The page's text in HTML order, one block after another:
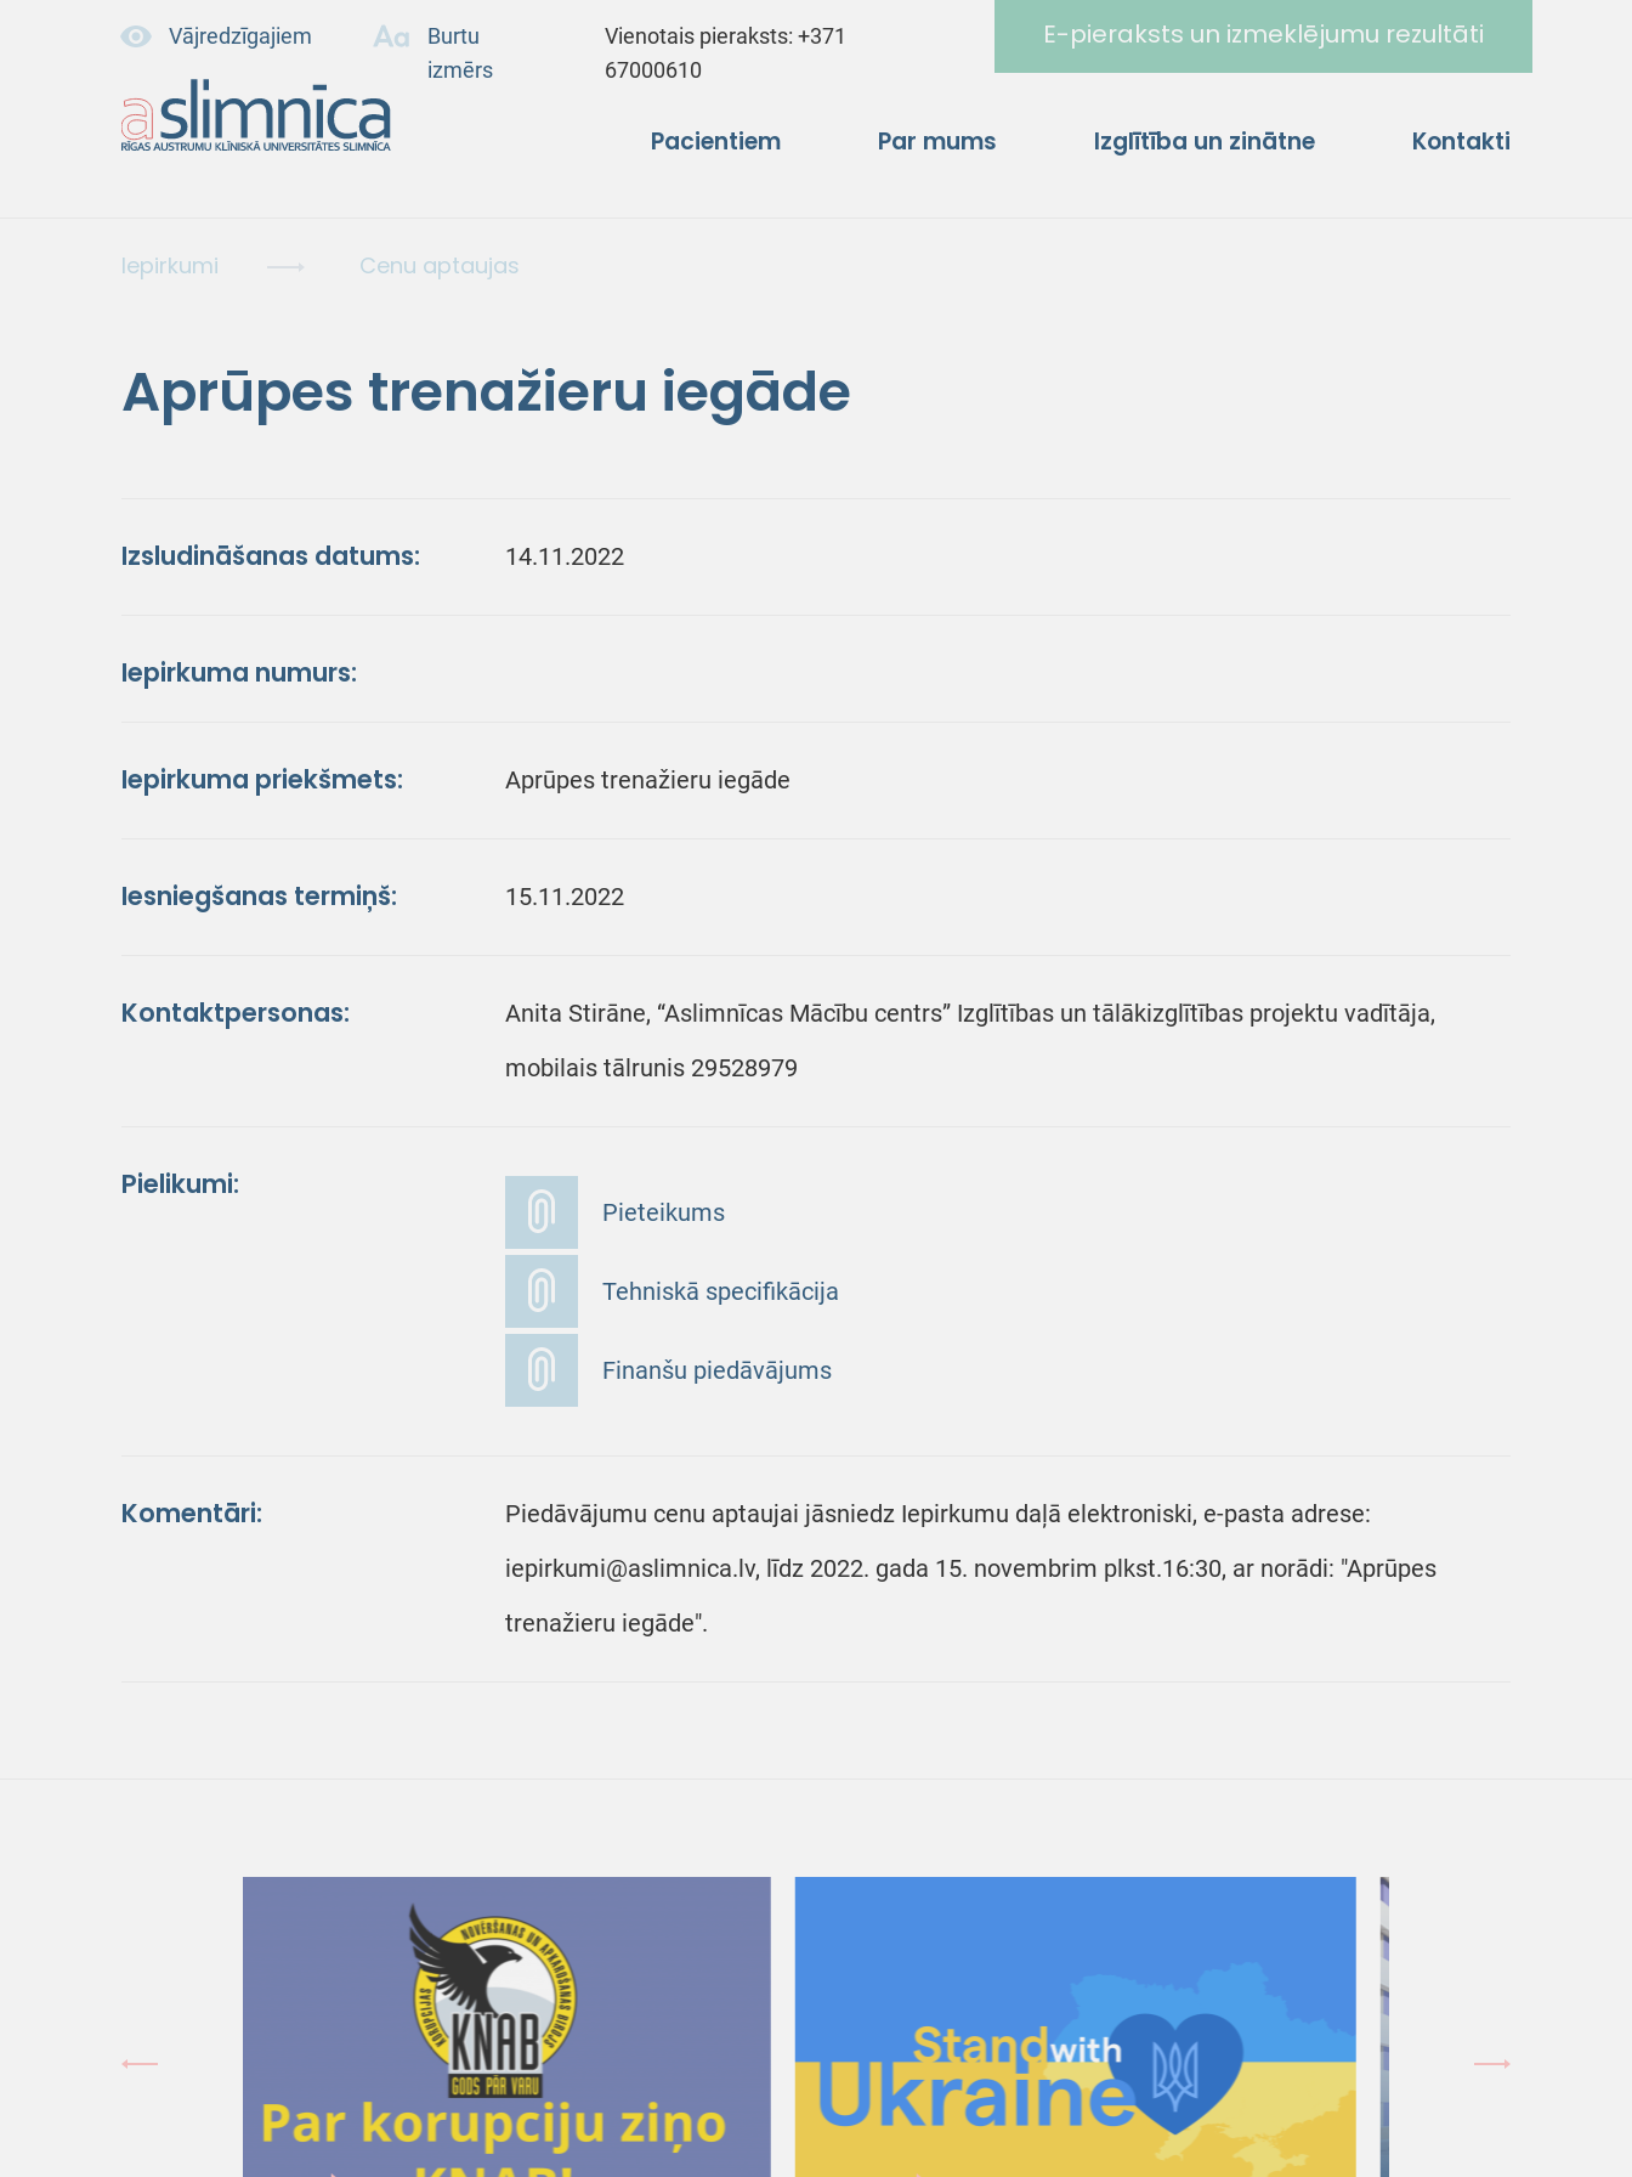
Vājredzīgajiem
Burtu
izmērs
Vienotais pieraksts:+371
67000610
E-pieraksts un izmeklējumu rezultāti
Pacientiem Par mums Izglītība un zinātne Kontakti
Iepirkumi Cenu aptaujas
Aprūpes trenažieru iegāde
Izsludināšanas datums: 14.11.2022
Iepirkuma numurs:
Iepirkuma priekšmets: Aprūpes trenažieru iegāde
Iesniegšanas termiņš: 15.11.2022
Kontaktpersonas:
Anita Stirāne, “Aslimnīcas Mācību centrs” Izglītības un tālākizglītības projektu vadītāja,
mobilais tālrunis 29528979
Pielikumi:
Pieteikums
Tehniskā specifikācija
Finanšu piedāvājums
Komentāri:
Piedāvājumu cenu aptaujai jāsniedz Iepirkumu daļā elektroniski, e-pasta adrese:
iepirkumi@aslimnica.lv, līdz 2022. gada 15. novembrim plkst.16:30, ar norādi: "Aprūpes
trenažieru iegāde".